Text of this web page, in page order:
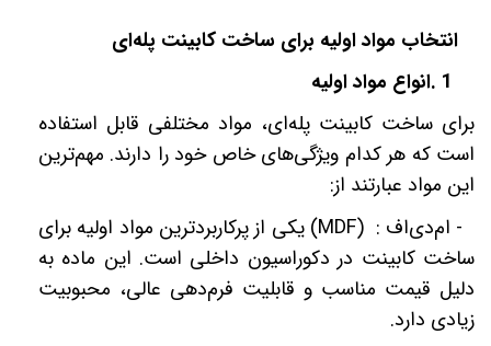
انتخاب مواد اولیه برای ساخت کابینت پله‌ای
1
.انواع مواد اولیه
برای ساخت کابینت پله‌ای، مواد مختلفی قابل استفاده
است که هر کدام ویژگی‌های خاص خود را دارند. مهم‌ترین
این مواد عبارتند از:
- ام‌دی‌اف (MDF) :یکی از پرکاربردترین مواد اولیه برای
ساخت کابینت در دکوراسیون داخلی است. این ماده به
دلیل قیمت مناسب و قابلیت فرم‌دهی عالی، محبوبیت
زیادی دارد.